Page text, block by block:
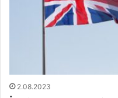
2.08.2023